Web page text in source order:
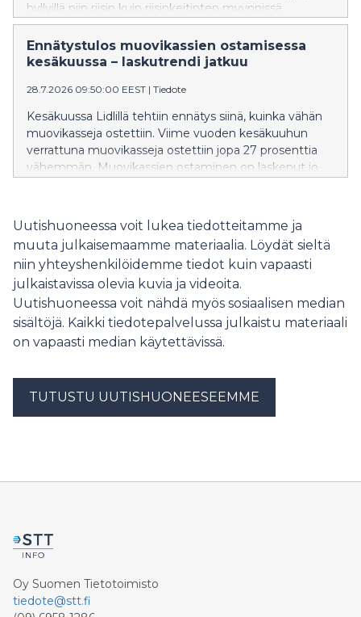
hyllyillä niin riisin kuin riisinkeitinten myynnissä.
Ennätystulos muovikassien ostamisessa
kesäkuussa – laskutrendi jatkuu
28.7.2026 09:50:00 EEST | Tiedote
Kesäkuussa Lidlillä tehtiin ennätys siinä, kuinka vähän
muovikasseja ostettiin. Viime vuoden kesäkuuhun
verrattuna muovikasseja ostettiin jopa 27 prosenttia
vähemmän. Muovikassien ostaminen on laskenut jo
Muovikassin ostamisen laskutrendi siis jatkuu, ja
muovikassien ostamisen kulttuuri näyttää
muuttuneen pysyvästi.
Uutishuoneessa voit lukea tiedotteitamme ja
muuta julkaisemaamme materiaalia. Löydät sieltä
niin yhteyshenkilöidemme tiedot kuin vapaasti
julkaistavissa olevia kuvia ja videoita.
Uutishuoneessa voit nähdä myös sosiaalisen median
sisältöjä. Kaikki tiedotepalvelussa julkaistu materiaali
on vapaasti median käytettävissä.
TUTUSTU UUTISHUONEESEEMME
Oy Suomen Tietotoimisto
tiedote@stt.fi